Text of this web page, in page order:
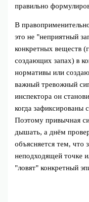
правильно
В
это не "неприятный
конкретных веществ
создающих запах) в
нормативы или
важный тревожный
инспектора он
когда зафиксированы
Поэтому привычная
дышать, а днём
объясняется тем, что
неподходящей точке
"ловят" конкретный